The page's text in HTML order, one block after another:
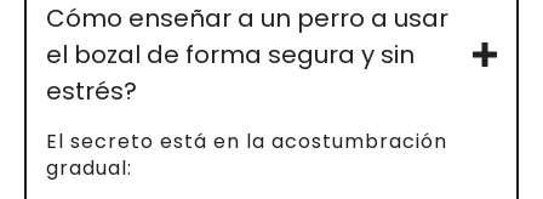
Cómo enseñar a un perro a usar
el bozal de forma segura y sin
estrés?
El secreto está en la acostumbración
gradual: